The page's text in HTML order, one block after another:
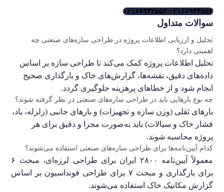
۰۲۱۶۶۹۳۴۵۵۳ ۰۲۱۶۶۹۳۴۵۵۳
سوالات متداول
تحلیل و ارزیابی اطلاعات پروژه در طراحی سازه‌های صنعتی چه
اهمیتی دارد؟
تحلیل اطلاعات پروژه کمک می‌کند تا طراحی سازه بر اساس
داده‌های دقیق، نقشه‌ها، گزارش‌های خاک و بارگذاری صحیح
انجام شود و از خطاهای پرهزینه جلوگیری گردد.
چه نوع بارهایی باید در طراحی سازه‌های صنعتی در نظر گرفته شوند؟
بارهای ثقلی (وزن سازه و تجهیزات) و بارهای جانبی (زلزله، باد،
فشار خاک و سیالات) باید به‌صورت مجزا و دقیق برای هر
پروژه محاسبه شوند.
کدام آیین‌نامه‌ها برای طراحی سازه‌های صنعتی استفاده می‌شوند؟
معمولاً آیین‌نامه ۲۸۰۰ ایران برای طراحی لرزه‌ای، مبحث ۶
برای بارگذاری و مبحث ۷ برای طراحی فونداسیون بر اساس
گزارش مکانیک خاک استفاده می‌شوند.